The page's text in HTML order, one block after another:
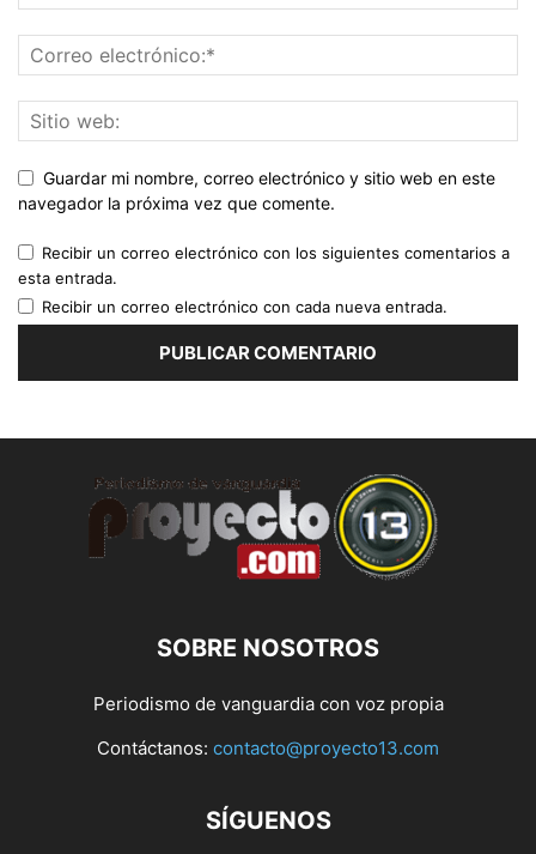
Guardar mi nombre, correo electrónico y sitio web en este
navegador la próxima vez que comente.
Recibir un correo electrónico con los siguientes comentarios a
esta entrada.
Recibir un correo electrónico con cada nueva entrada.
SOBRE NOSOTROS
Periodismo de vanguardia con voz propia
Contáctanos: contacto@proyecto13.com
SÍGUENOS